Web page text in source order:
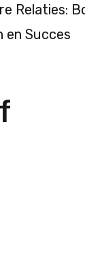
Relaties:
en Succes